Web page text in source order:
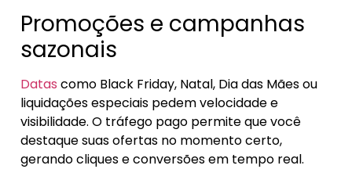
Promoções e campanhas
sazonais
Datas como Black Friday, Natal, Dia das Mães ou
liquidações especiais pedem velocidade e
visibilidade. O tráfego pago permite que você
destaque suas ofertas no momento certo,
gerando cliques e conversões em tempo real.